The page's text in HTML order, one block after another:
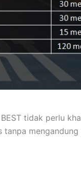
tidak perlu
tanpa